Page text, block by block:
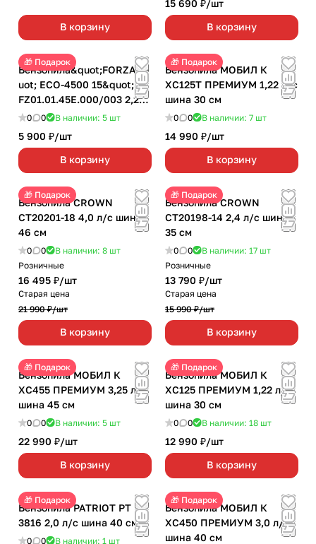
В корзину
15 690 ₽/шт
В корзину
🎁 Подарок
Бензопила&quot;FORZA&q
uot; ECO-4500 15&quot;
FZ01.01.45E.000/003 2,2
л/с шина 38 см
0 0 В наличии: 5 шт
5 900 ₽/шт
В корзину
🎁 Подарок
Бензопила МОБИЛ К
ХС125Т ПРЕМИУМ 1,22 л/с
шина 30 см
0 0 В наличии: 7 шт
14 990 ₽/шт
В корзину
🎁 Подарок
Бензопила CROWN
CT20201-18 4,0 л/с шина
46 см
0 0 В наличии: 8 шт
Розничные
16 495 ₽/шт
Старая цена
21 990 ₽/шт
В корзину
🎁 Подарок
Бензопила CROWN
CT20198-14 2,4 л/с шина
35 см
0 0 В наличии: 17 шт
Розничные
13 790 ₽/шт
Старая цена
15 990 ₽/шт
В корзину
🎁 Подарок
Бензопила МОБИЛ К
ХС455 ПРЕМИУМ 3,25 л/с
шина 45 см
0 0 В наличии: 5 шт
22 990 ₽/шт
В корзину
🎁 Подарок
Бензопила МОБИЛ К
ХС125 ПРЕМИУМ 1,22 л/с
шина 30 см
0 0 В наличии: 18 шт
12 990 ₽/шт
В корзину
🎁 Подарок
Бензопила PATRIOT PT
3816 2,0 л/с шина 40 см
0 0 В наличии: 1 шт
🎁 Подарок
Бензопила МОБИЛ К
ХС450 ПРЕМИУМ 3,0 л/с
шина 40 см